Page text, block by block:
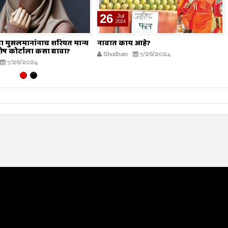
आहे?
7/26/2024
19 Jul
2024
मोहर्रम हा सण नाही?
Shodhan 7/19/2024